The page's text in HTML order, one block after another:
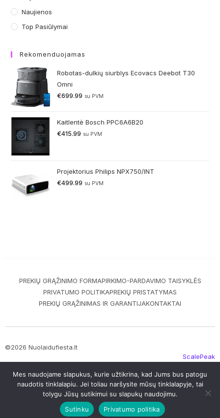
Naujienos
Top Pasiūlymai
Rekomenduojamas
Robotas-dulkių siurblys Ecovacs Deebot T30
Omni
€699.99 su PVM
Kaitlentė Bosch PPC6A6B20
€415.99 su PVM
Projektorius Philips NPX750/INT
€499.99 su PVM
PREKIŲ GRĄŽINIMO FORMAPIRKIMO-PARDAVIMO TAISYKLĖS
PRIVATUMO POLITIKAPREKIŲ PRISTATYMAS
PREKIŲ GRĄŽINIMAS IR GARANTIJAKONTAKTAI
©2026 Nuolaidufiesta.lt
ScalePeak
Mes naudojame slapukus, kurie užtikrina, kad Jums bus patogu
naudotis tinklalapiu. Jei toliau naršysite mūsų tinklalapyje, tai
tolygu Jūsų sutikimui su slapukų naudojimu.
Sutinku
Privatumo politika